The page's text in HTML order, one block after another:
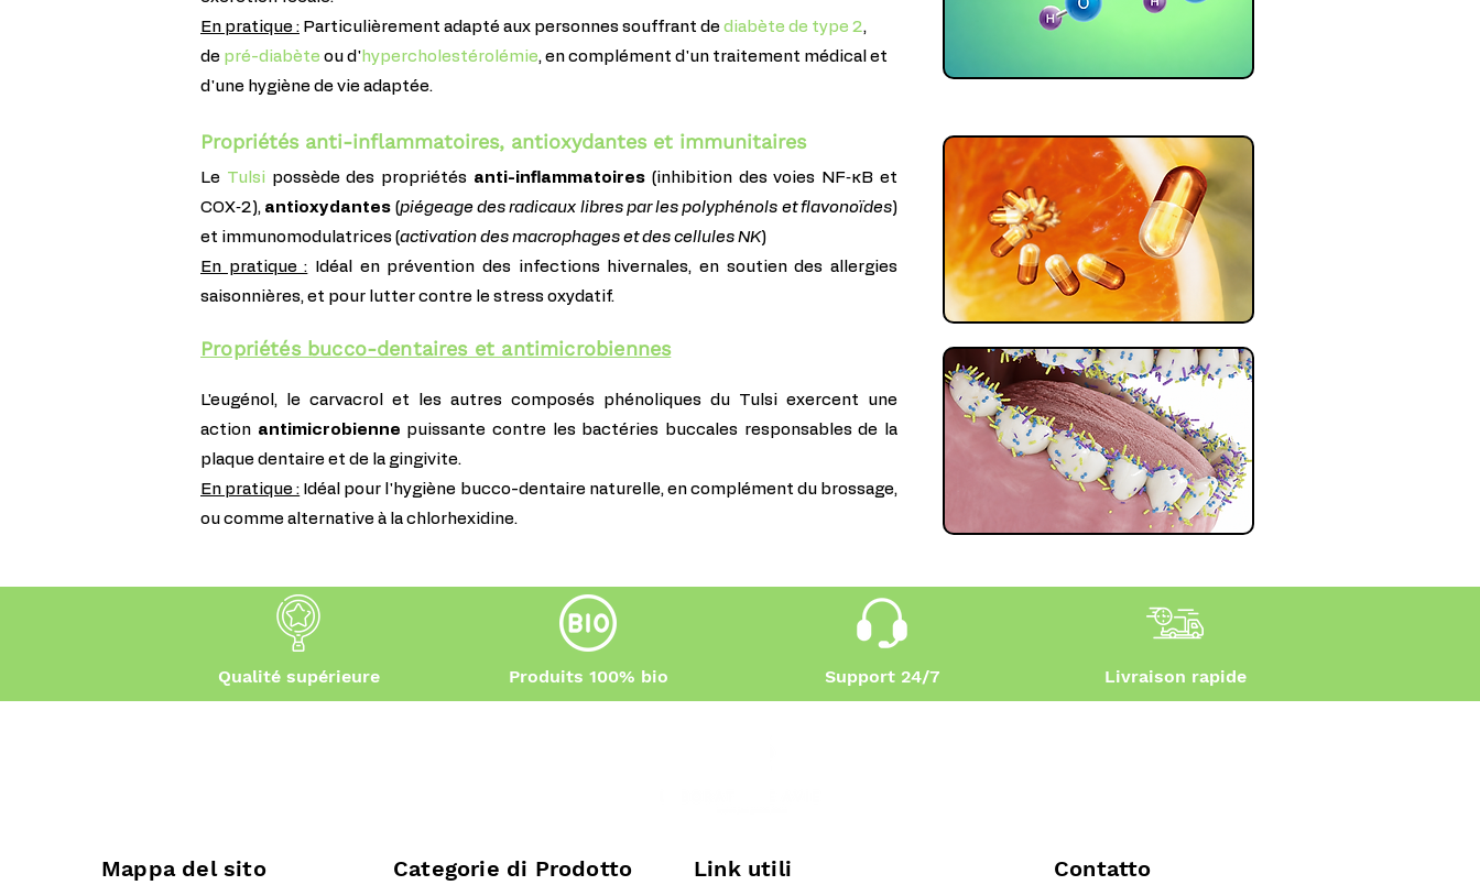
En pratique : Particulièrement adapté aux personnes souffrant de diabète de type 2,
de pré-diabète ou d' hypercholestérolémie, en complément d'un traitement médical et
d'une hygiène de vie adaptée.
Propriétés anti-inflammatoires, antioxydantes et immunitaires
Le Tulsi possède des propriétés anti-inflammatoires (inhibition des voies NF‑κB et
COX‑2), antioxydantes (piégeage des radicaux libres par les polyphénols et flavonoïdes)
et immunomodulatrices (activation des macrophages et des cellules NK)
En pratique : Idéal en prévention des infections hivernales, en soutien des allergies
saisonnières, et pour lutter contre le stress oxydatif.
Propriétés bucco-dentaires et antimicrobiennes
L'eugénol, le carvacrol et les autres composés phénoliques du Tulsi exercent une
action antimicrobienne puissante contre les bactéries buccales responsables de la
plaque dentaire et de la gingivite.
En pratique : Idéal pour l'hygiène bucco-dentaire naturelle, en complément du brossage,
ou comme alternative à la chlorhexidine.
Qualité supérieure Produits 100% bio Support 24/7 Livraison rapide
Mappa del sito Categorie di Prodotto Link utili Contatto